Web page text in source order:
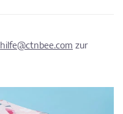
hilfe@ctnbee.com zur